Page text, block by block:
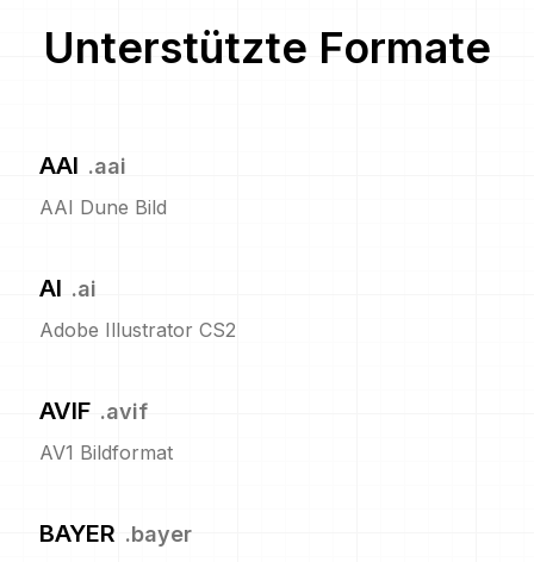
Unterstützte Formate
AAI .aai
AAI Dune Bild
AI .ai
Adobe Illustrator CS2
AVIF .avif
AV1 Bildformat
BAYER .bayer